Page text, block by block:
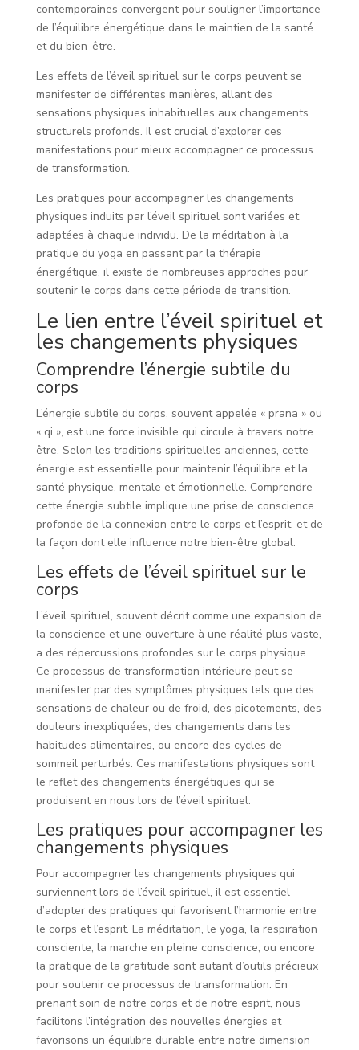
contemporaines convergent pour souligner l’importance
de l’équilibre énergétique dans le maintien de la santé
et du bien-être.
Les effets de l’éveil spirituel sur le corps peuvent se
manifester de différentes manières, allant des
sensations physiques inhabituelles aux changements
structurels profonds. Il est crucial d’explorer ces
manifestations pour mieux accompagner ce processus
de transformation.
Les pratiques pour accompagner les changements
physiques induits par l’éveil spirituel sont variées et
adaptées à chaque individu. De la méditation à la
pratique du yoga en passant par la thérapie
énergétique, il existe de nombreuses approches pour
soutenir le corps dans cette période de transition.
Le lien entre l’éveil spirituel et
les changements physiques
Comprendre l’énergie subtile du
corps
L’énergie subtile du corps, souvent appelée « prana » ou
« qi », est une force invisible qui circule à travers notre
être. Selon les traditions spirituelles anciennes, cette
énergie est essentielle pour maintenir l’équilibre et la
santé physique, mentale et émotionnelle. Comprendre
cette énergie subtile implique une prise de conscience
profonde de la connexion entre le corps et l’esprit, et de
la façon dont elle influence notre bien-être global.
Les effets de l’éveil spirituel sur le
corps
L’éveil spirituel, souvent décrit comme une expansion de
la conscience et une ouverture à une réalité plus vaste,
a des répercussions profondes sur le corps physique.
Ce processus de transformation intérieure peut se
manifester par des symptômes physiques tels que des
sensations de chaleur ou de froid, des picotements, des
douleurs inexpliquées, des changements dans les
habitudes alimentaires, ou encore des cycles de
sommeil perturbés. Ces manifestations physiques sont
le reflet des changements énergétiques qui se
produisent en nous lors de l’éveil spirituel.
Les pratiques pour accompagner les
changements physiques
Pour accompagner les changements physiques qui
surviennent lors de l’éveil spirituel, il est essentiel
d’adopter des pratiques qui favorisent l’harmonie entre
le corps et l’esprit. La méditation, le yoga, la respiration
consciente, la marche en pleine conscience, ou encore
la pratique de la gratitude sont autant d’outils précieux
pour soutenir ce processus de transformation. En
prenant soin de notre corps et de notre esprit, nous
facilitons l’intégration des nouvelles énergies et
favorisons un équilibre durable entre notre dimension